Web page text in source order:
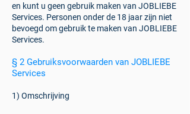
en kunt u geen gebruik maken van JOBLIEBE
Services. Personen onder de 18 jaar zijn niet
bevoegd om gebruik te maken van JOBLIEBE
Services.
§ 2 Gebruiksvoorwaarden van JOBLIEBE
Services
1) Omschrijving